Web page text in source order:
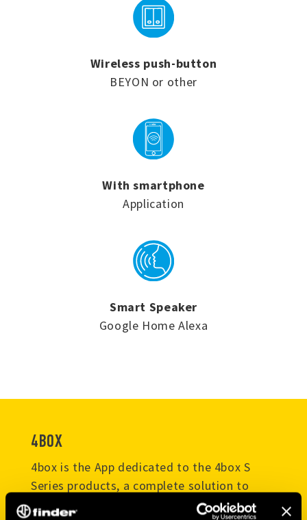
Wireless push-button
BEYON or other
With smartphone
Application
Smart Speaker
Google Home Alexa
4BOX
4box is the App dedicated to the 4box S
Series products, a complete solution to
control your smart home. With this app you